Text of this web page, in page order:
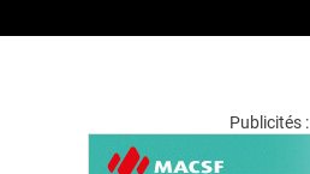
Publicités :